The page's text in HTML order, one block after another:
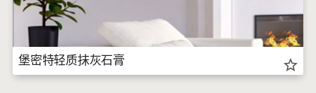
堡密特轻质抹灰石膏 star_border